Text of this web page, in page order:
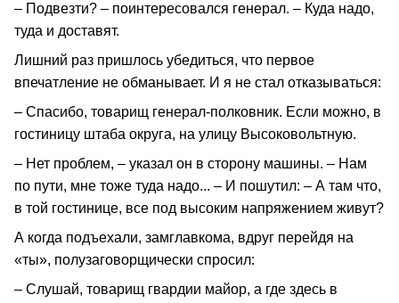
– Подвезти? – поинтересовался генерал. – Куда надо,
туда и доставят.
Лишний раз пришлось убедиться, что первое
впечатление не обманывает. И я не стал отказываться:
– Спасибо, товарищ генерал-полковник. Если можно, в
гостиницу штаба округа, на улицу Высоковольтную.
– Нет проблем, – указал он в сторону машины. – Нам
по пути, мне тоже туда надо... – И пошутил: – А там что,
в той гостинице, все под высоким напряжением живут?
А когда подъехали, замглавкома, вдруг перейдя на
«ты», полузаговорщически спросил:
– Слушай, товарищ гвардии майор, а где здесь в